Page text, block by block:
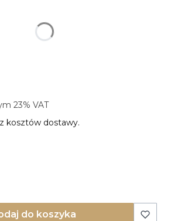
23% VAT
23% VAT
kosztów dostawy.
do koszyka